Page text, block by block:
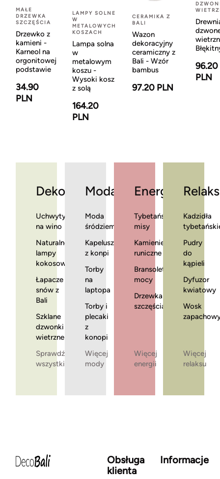
MAŁE
DRZEWKA
SZCZĘŚCIA
Drzewko z
kamieni -
Karneol na
orgonitowej
podstawie
34.90
PLN
LAMPY SOLNE
W
METALOWYCH
KOSZACH
Lampa solna
w
metalowym
koszu -
Wysoki kosz
z solą
164.20
PLN
CERAMIKA Z
BALI
Wazon
dekoracyjny
ceramiczny z
Bali - Wzór
bambus
97.20 PLN
96.20
PLN
Dekoracje
Uchwyty
na wino
Naturalne
lampy
kokosowe
Łapacze
snów z
Bali
Szklane
dzwonki
wietrzne
Sprawdź
wszystkie
Moda
Moda
śródziemnomorska
Kapelusze
z konpi
Torby
na
laptopa
Torby i
plecaki
z
konopi
Więcej
mody
Energia
Tybetańskie
misy
Kamienie
runiczne
Bransoletki
mocy
Drzewka
szczęścia
Więcej
energii
Relaks
Kadzidła
Pudry
do
kąpieli
Dyfuzor
kwiatowy
Wosk
Więcej
relaksu
Obsługa
klienta
Informacje